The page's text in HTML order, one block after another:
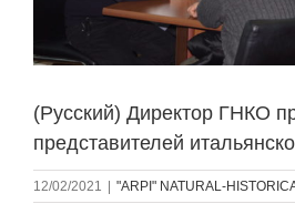
(Русский) Директор ГНКО
представителей
12/02/2021 "ARPI" NATURAL-